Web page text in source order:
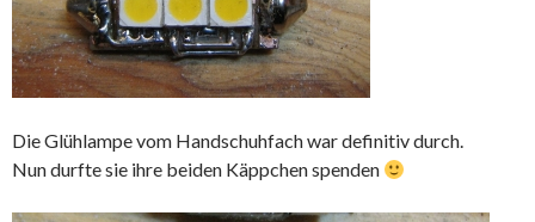
Die Glühlampe vom Handschuhfach war definitiv durch.
Nun durfte sie ihre beiden Käppchen spenden